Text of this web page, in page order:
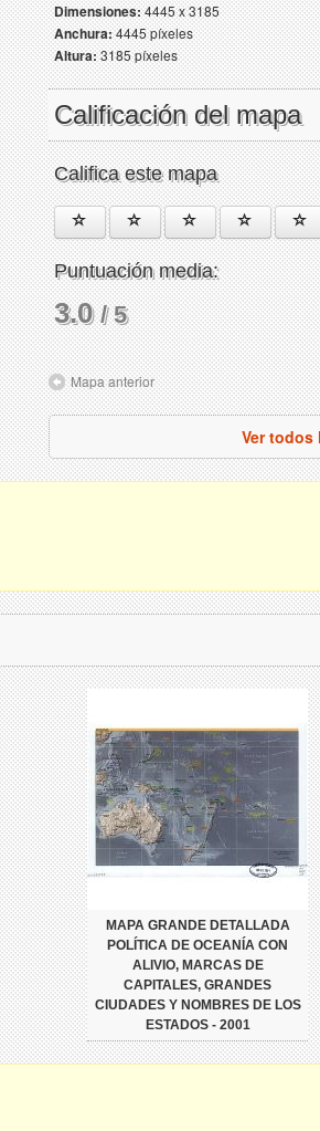
Dimensiones:4445 x 3185
Anchura:4445 píxeles
Altura:3185 píxeles
Calificación del mapa
Califica este mapa
Puntuación media:
3.0/ 5
Mapa anterior
Ver todos
MAPA GRANDE DETALLADA
POLÍTICA DE OCEANÍA CON
ALIVIO, MARCAS DE
CAPITALES, GRANDES
CIUDADES Y NOMBRES DE LOS
ESTADOS - 2001